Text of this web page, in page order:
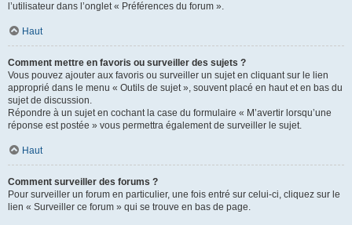
l’utilisateur dans l’onglet « Préférences du forum ».
Haut
Comment mettre en favoris ou surveiller des sujets ?
Vous pouvez ajouter aux favoris ou surveiller un sujet en cliquant sur le lien
approprié dans le menu « Outils de sujet », souvent placé en haut et en bas du
sujet de discussion.
Répondre à un sujet en cochant la case du formulaire « M’avertir lorsqu’une
réponse est postée » vous permettra également de surveiller le sujet.
Haut
Comment surveiller des forums ?
Pour surveiller un forum en particulier, une fois entré sur celui-ci, cliquez sur le
lien « Surveiller ce forum » qui se trouve en bas de page.